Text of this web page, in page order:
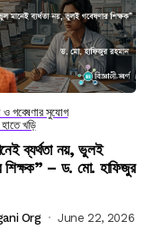
ও গবেষণার সুযোগ
খড়ি
ব্যর্থতা নয়, ভুলই
শিক্ষক” – ড. মো. হাফিজুর
Org June 22, 2026